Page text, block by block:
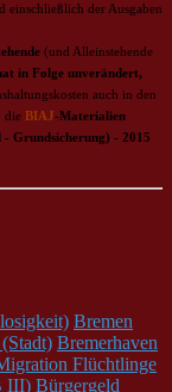
einschließlich der Ausgaben
(und Alleinstehende
in Folge unverändert,
auch in den
die BIAJ-Materialien
Grundsicherung) - 2015
Bremen
Bremerhaven
Flüchtlinge
III) Bürgergeld